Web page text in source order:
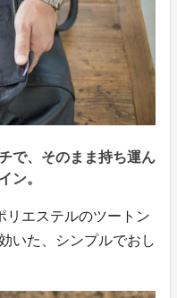
で、そのまま持ち運ん
ン。
リエステルのツートン
いた、シンプルでおし